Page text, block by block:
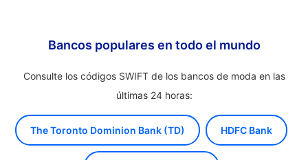
Bancos populares en todo el mundo
Consulte los códigos SWIFT de los bancos de moda en las
últimas 24 horas:
The Toronto Dominion Bank (TD) HDFC Bank